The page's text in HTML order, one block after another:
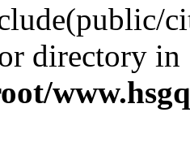
directory in